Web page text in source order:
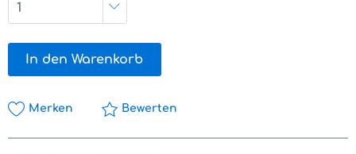
1
In den Warenkorb
Merken Bewerten